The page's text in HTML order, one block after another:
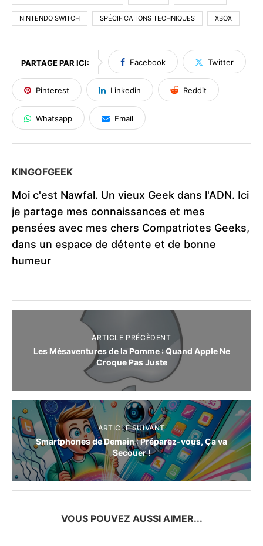
NINTENDO SWITCH SPÉCIFICATIONS TECHNIQUES XBOX
PARTAGE PAR ICI: Facebook Twitter
Pinterest Linkedin Reddit
Whatsapp Email
KINGOFGEEK
Moi c'est Nawfal. Un vieux Geek dans l'ADN. Ici
je partage mes connaissances et mes
pensées avec mes chers Compatriotes Geeks,
dans un espace de détente et de bonne
humeur
ARTICLE PRÉCÈDENT
Les Mésaventures de la Pomme : Quand Apple Ne
Croque Pas Juste
ARTICLE SUIVANT
Smartphones de Demain : Préparez-vous, Ça va
Secouer !
VOUS POUVEZ AUSSI AIMER...